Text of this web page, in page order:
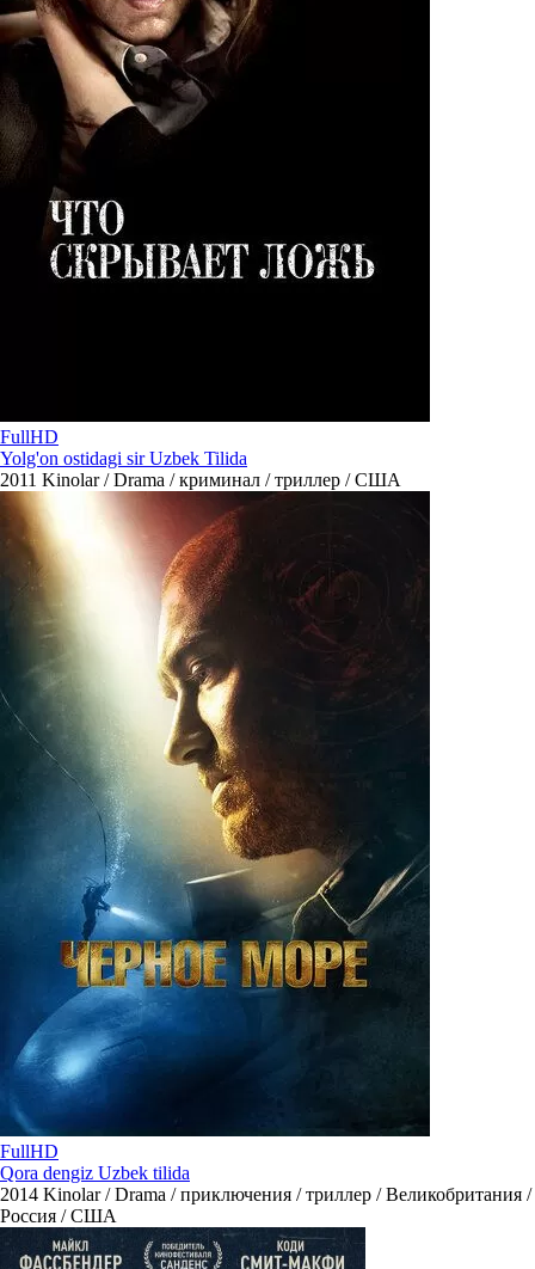
FullHD
Yolg'on ostidagi sir Uzbek Tilida
2011 Kinolar / Drama / криминал / триллер / США
FullHD
Qora dengiz Uzbek tilida
2014 Kinolar / Drama / приключения / триллер / Великобритания /
Россия / США